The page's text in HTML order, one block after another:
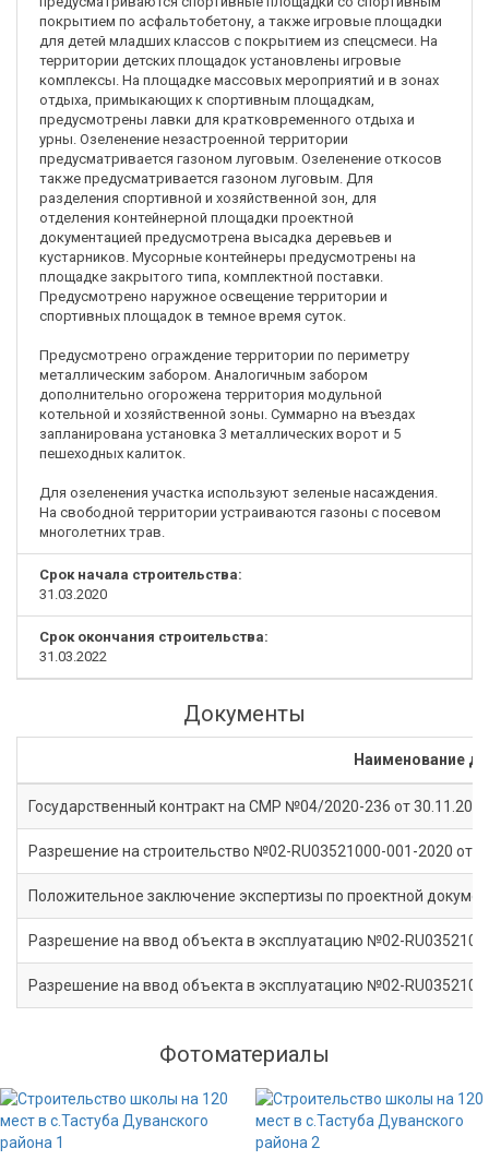
покрытием по асфальтобетону, а также игровые площадки
для детей младших классов с покрытием из спецсмеси. На
территории детских площадок установлены игровые
комплексы. На площадке массовых мероприятий и в зонах
отдыха, примыкающих к спортивным площадкам,
предусмотрены лавки для кратковременного отдыха и
урны. Озеленение незастроенной территории
предусматривается газоном луговым. Озеленение откосов
также предусматривается газоном луговым. Для
разделения спортивной и хозяйственной зон, для
отделения контейнерной площадки проектной
документацией предусмотрена высадка деревьев и
кустарников. Мусорные контейнеры предусмотрены на
площадке закрытого типа, комплектной поставки.
Предусмотрено наружное освещение территории и
спортивных площадок в темное время суток.
Предусмотрено ограждение территории по периметру
металлическим забором. Аналогичным забором
дополнительно огорожена территория модульной
котельной и хозяйственной зоны. Суммарно на въездах
запланирована установка 3 металлических ворот и 5
пешеходных калиток.
Для озеленения участка используют зеленые насаждения.
На свободной территории устраиваются газоны с посевом
многолетних трав.
Срок начала строительства:
31.03.2020
Срок окончания строительства:
31.03.2022
Документы
Наименование
Государственный контракт на СМР №04/2020-236 от 30.11.2020
Разрешение на строительство №02-RU03521000-001-2020 от
Положительное заключение экспертизы по проектной
Разрешение на ввод объекта в эксплуатацию №02-
Разрешение на ввод объекта в эксплуатацию №02-
Фотоматериалы